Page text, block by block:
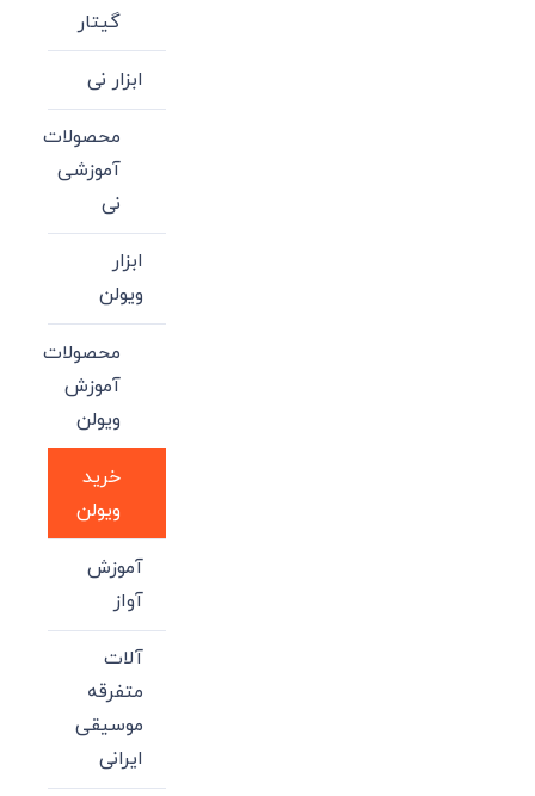
گیتار
ابزار نی
محصولات
آموزشی
نی
ابزار
ویولن
محصولات
آموزش
ویولن
خرید
ویولن
آموزش
آواز
آلات
متفرقه
موسیقی
ایرانی